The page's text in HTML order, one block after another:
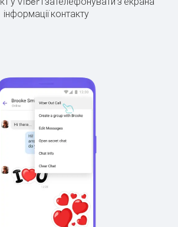
інформації контакту